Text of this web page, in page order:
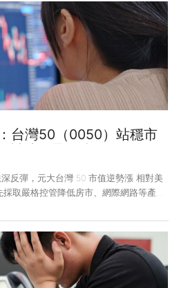
彌補先前大波段的跌幅。 以美國 NBI
勢後，終於在 6 月中至 7 月初出現一波
生技指數的表現也差不多，只是隨
察此波生技股反彈，主要原因為跌深、
以此來看，與其認
台灣50（0050）站穩市
封城陰霾，陸股 ETF 再
反彈，元大台灣 50 市值逆勢漲 相對美
取嚴格控管降低房市、網際網路等產
卻開始鬆綁並推出激勵政策，致股市迎
入榜。近一個月 ETF 市值排名沒有變
）市值增加逾 400 億元，前 2 個月均增
）仍有近 70 億元的增長。元大投
經看到逢低買進的資金持續流入。至於漲
ETF 外，其他皆是新入榜者，並由中國